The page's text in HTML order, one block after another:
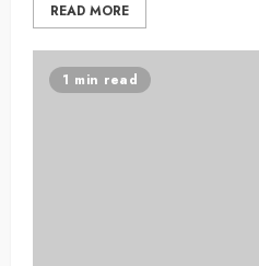
READ MORE
1 min read